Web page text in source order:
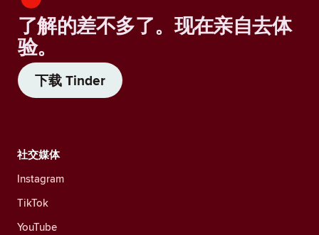
了解的差不多了。现在亲自去体
验。
下载 Tinder
社交媒体
Instagram
TikTok
YouTube